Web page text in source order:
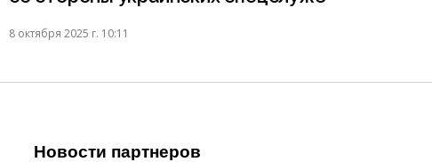
8 октября 2025 г. 10:11
Новости партнеров